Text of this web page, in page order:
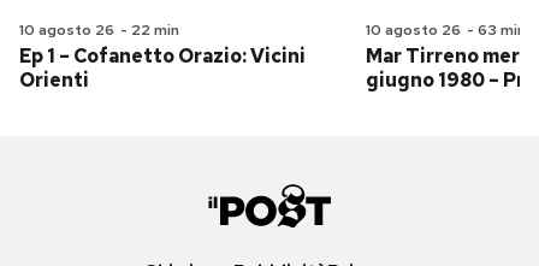
10 agosto 26 - 22 min
Ep 1 – Cofanetto Orazio: Vicini
Orienti
10 agosto 26 - 63 min
Mar Tirreno
giugno 1980 –